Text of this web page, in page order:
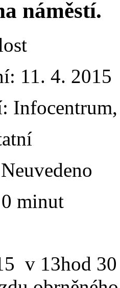
náměstí.
11. 4. 2015
Neuvedeno
0 minut
v 13hod